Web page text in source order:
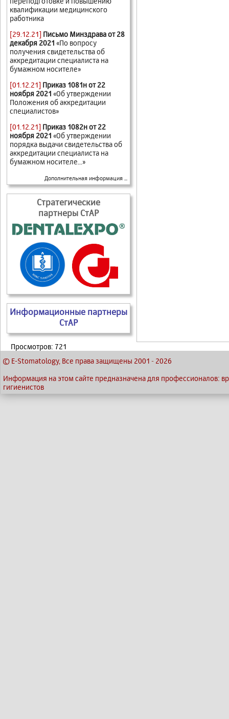
квалификации медицинского
работника
[29.12.21] Письмо Минздрава от 28
декабря 2021 «По вопросу
получения свидетельства об
аккредитации специалиста на
бумажном носителе»
[01.12.21] Приказ 1081н от 22
ноября 2021 «Об утверждении
Положения об аккредитации
специалистов»
[01.12.21] Приказ 1082н от 22
ноября 2021 «Об утверждении
порядка выдачи свидетельства об
аккредитации специалиста на
бумажном носителе...»
Дополнительная информация ...
Стратегические
партнеры СтАР
Информационные партнеры
СтАР
Просмотров: 721
© E-Stomatology, Все права защищены 2001 - 2026
Информация на этом сайте предназначена для профессионалов:
гигиенистов